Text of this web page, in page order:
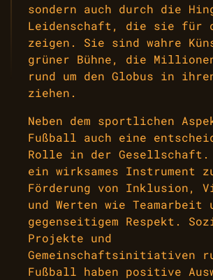
sondern auch durch die
Leidenschaft, die sie für
zeigen. Sie sind wahre
grüner Bühne, die
rund um den Globus in
ziehen.
Neben dem sportlichen
Fußball auch eine
Rolle in der
ein wirksames Instrument
Förderung von Inklusion,
und Werten wie Teamarbeit
gegenseitigem Respekt.
Projekte und
Gemeinschaftsinitiativen
Fußball haben positive